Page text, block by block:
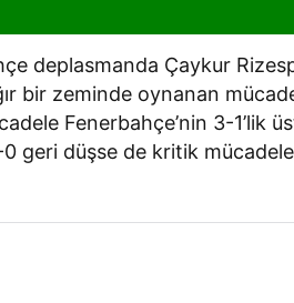
deplasmanda Çaykur
bir zeminde oynanan
Fenerbahçe’nin 3-1’lik
0 geri düşse de kritik